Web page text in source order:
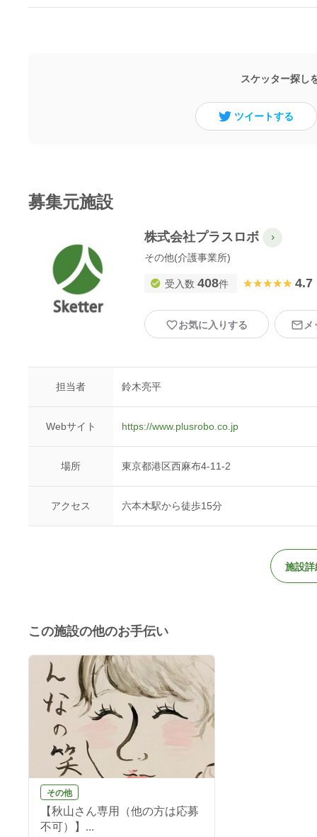
スケッター探し
ツイートする
募集元施設
株式会社プラスロボ
その他(介護事業所)
受入数 408件 ★★★★★
★★★★★ 4.7
お気に入りする メ
担当者 鈴木亮平
Webサイト https://www.plusrobo.co.jp
場所 東京都港区西麻布4-11-2
アクセス 六本木駅から徒歩15分
施設
この施設の他のお手伝い
その他
【秋山さん専用（他の方は応募
不可）】...